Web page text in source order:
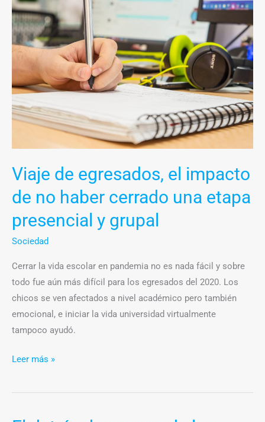
Viaje de egresados, el impacto
de no haber cerrado una etapa
presencial y grupal
Sociedad
Cerrar la vida escolar en pandemia no es nada fácil y sobre
todo fue aún más difícil para los egresados del 2020. Los
chicos se ven afectados a nivel académico pero también
emocional, e iniciar la vida universidad virtualmente
tampoco ayudó.
de
egresados,
el
impacto
no
haber
cerrado
presencial
grupal
Leer más »